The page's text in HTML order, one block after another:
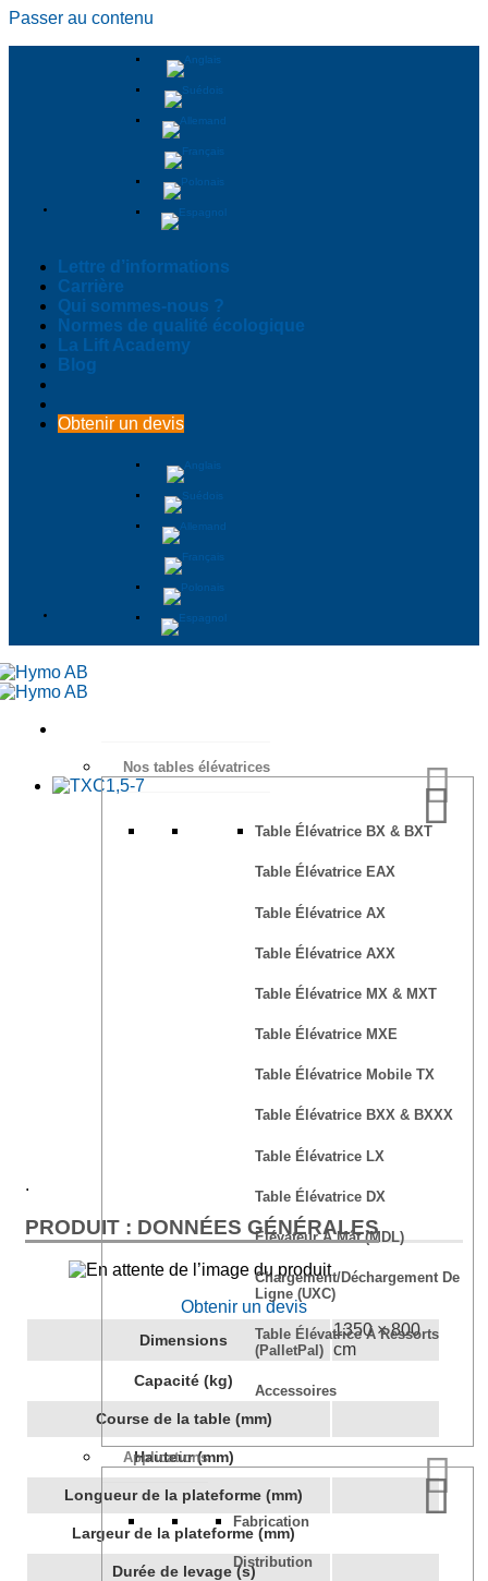
Passer au contenu
Lettre d’informations
Carrière
Qui sommes-nous ?
Normes de qualité écologique
La Lift Academy
Blog
Obtenir un devis
Nos tables élévatrices
Table Élévatrice BX & BXT
Table Élévatrice EAX
Table Élévatrice AX
Table Élévatrice AXX
Table Élévatrice MX & MXT
Table Élévatrice MXE
Table Élévatrice Mobile TX
Table Élévatrice BXX & BXXX
Table Élévatrice LX
Table Élévatrice DX
Élévateur À Mât (MDL)
Chargement/déchargement De
Ligne (UXC)
Table Élévatrice À Ressorts
(PalletPal)
Accessoires
Applications
Fabrication
Distribution
.
PRODUIT : DONNÉES GÉNÉRALES
Obtenir un devis
Dimensions
1350 × 800
cm
Capacité (kg)
Course de la table (mm)
Hauteur (mm)
Longueur de la plateforme (mm)
Largeur de la plateforme (mm)
Durée de levage (s)